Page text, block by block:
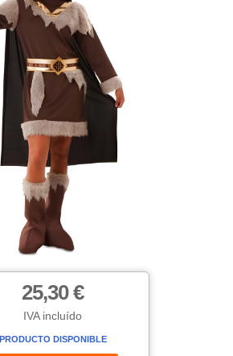
25,30 €
IVA incluído
PRODUCTO DISPONIBLE